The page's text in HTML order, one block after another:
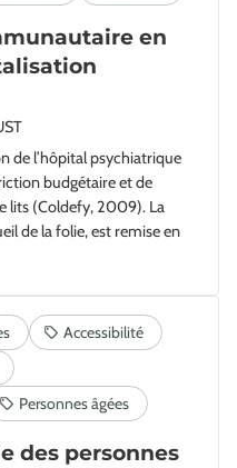
en
de l’hôpital psychiatrique
budgétaire et de
lits (Coldefy, 2009). La
de la folie, est remise en
des personnes